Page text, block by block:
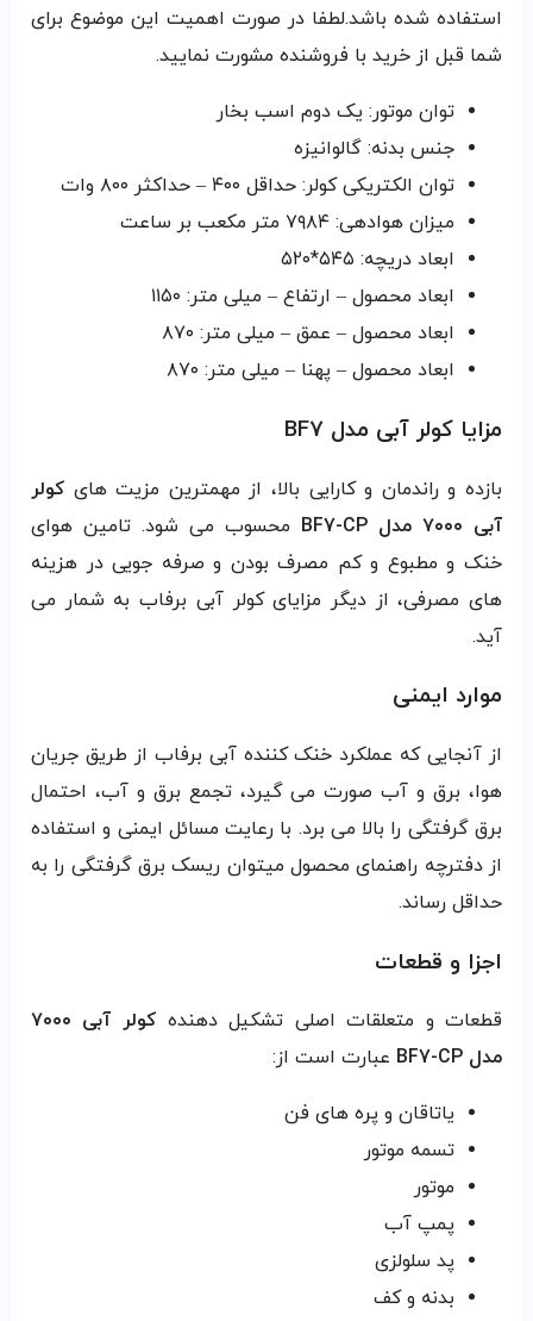
استفاده شده باشد.لطفا در صورت اهمیت این موضوع برای
شما قبل از خرید با فروشنده مشورت نمایید.
توان موتور: یک دوم اسب بخار
جنس بدنه: گالوانیزه
توان الکتریکی کولر: حداقل ۴۰۰ – حداکثر ۸۰۰ وات
میزان هوادهی: ۷۹۸۴ متر مکعب بر ساعت
ابعاد دریچه: ۵۴۵*۵۲۰
ابعاد محصول – ارتفاع – میلی متر: ۱۱۵۰
ابعاد محصول – عمق – میلی متر: ۸۷۰
ابعاد محصول – پهنا – میلی متر: ۸۷۰
مزایا کولر آبی مدل BF7
بازده و راندمان و کارایی بالا، از مهمترین مزیت هایکولر
آبی ۷۰۰۰ مدل
BF7-CP محسوب می شود. تامین هوای
خنک و مطبوع و کم مصرف بودن و صرفه جویی در هزینه
های مصرفی، از دیگر مزایای کولر آبی برفاب به شمار می
آید.
موارد ایمنی
از آنجایی که عملکرد خنک کننده آبی برفاب از طریق جریان
هوا، برق و آب صورت می گیرد، تجمع برق و آب، احتمال
برق گرفتگی را بالا می برد. با رعایت مسائل ایمنی و استفاده
از دفترچه راهنمای محصول میتوان ریسک برق گرفتگی را به
حداقل رساند.
اجزا و قطعات
قطعات و متعلقات اصلی تشکیل دهنده
کولر آبی ۷۰۰۰
مدل BF7-CP عبارت است از:
یاتاقان و پره های فن
تسمه موتور
موتور
پمپ آب
پد سلولزی
بدنه و کف